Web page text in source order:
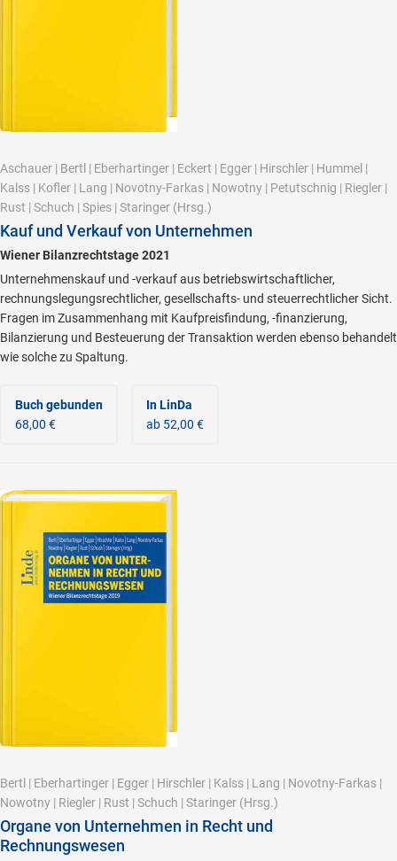
Aschauer | Bertl | Eberhartinger | Eckert | Egger | Hirschler | Hummel |
Kalss | Kofler | Lang | Novotny-Farkas | Nowotny | Petutschnig | Riegler |
Rust | Schuch | Spies | Staringer (Hrsg.)
Kauf und Verkauf von Unternehmen
Wiener Bilanzrechtstage 2021
Unternehmenskauf und -verkauf aus betriebswirtschaftlicher,
rechnungslegungsrechtlicher, gesellschafts- und steuerrechtlicher Sicht.
Fragen im Zusammenhang mit Kaufpreisfindung, -finanzierung,
Bilanzierung und Besteuerung der Transaktion werden ebenso behandelt
wie solche zu Spaltung.
Buch gebunden
68,00 €
In LinDa
ab 52,00 €
Bertl | Eberhartinger | Egger | Hirschler | Kalss | Lang | Novotny-Farkas |
Nowotny | Riegler | Rust | Schuch | Staringer (Hrsg.)
Organe von Unternehmen in Recht und
Rechnungswesen